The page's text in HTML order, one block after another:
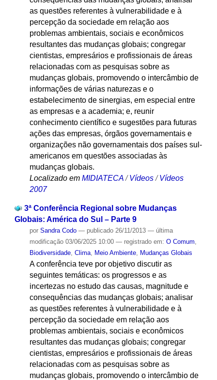
as questões referentes à vulnerabilidade e à
percepção da sociedade em relação aos
problemas ambientais, sociais e econômicos
resultantes das mudanças globais; congregar
cientistas, empresários e profissionais de áreas
relacionadas com as pesquisas sobre as
mudanças globais, promovendo o intercâmbio de
informações de várias naturezas e o
estabelecimento de sinergias, em especial entre
as empresas e a academia; e, reunir
conhecimento científico e sugestões para futuras
ações das empresas, órgãos governamentais e
organizações não governamentais dos países sul-
americanos em questões associadas às
mudanças globais.
Localizado em MIDIATECA /Vídeos /Vídeos
2007
3ª Conferência Regional sobre Mudanças
Globais: América do Sul – Parte 9
por Sandra Codo — publicado26/11/2013 — última
modificação03/06/2025 10:00 — registrado em: O Comum
Biodiversidade, Clima, Meio Ambiente, Mudanças Globais
A conferência teve por objetivo discutir as
seguintes temáticas: os progressos e as
incertezas no estudo das causas, magnitude e
consequências das mudanças globais; analisar
as questões referentes à vulnerabilidade e à
percepção da sociedade em relação aos
problemas ambientais, sociais e econômicos
resultantes das mudanças globais; congregar
cientistas, empresários e profissionais de áreas
relacionadas com as pesquisas sobre as
mudanças globais, promovendo o intercâmbio de